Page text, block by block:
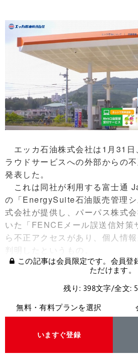
エッカ石油株式会社は1月31日
ラウドサービスへの外部からの
発表した。
これは同社が利用する富士通
の「EnergySuite石油販売管理
式会社が提供し、パーパス株式
いた「FENCEメール誤送信対策
ら不正アクセスがあり、個人情
判明したというもの。
この記事は会員限定です。会員登
ただけます。
残り: 398文字/全文:
無料・有料プランを選択
いますぐ登録